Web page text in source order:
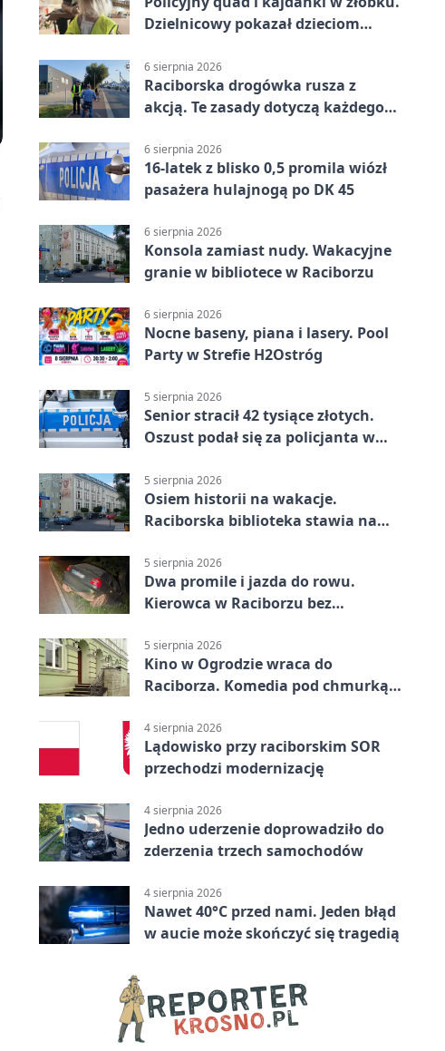
Dzielnicowy pokazał dzieciom
6 sierpnia 2026
Raciborska drogówka rusza z
akcją. Te zasady dotyczą każdego
6 sierpnia 2026
16-latek z blisko 0,5 promila wiózł
pasażera hulajnogą po DK 45
6 sierpnia 2026
Konsola zamiast nudy. Wakacyjne
granie w bibliotece w Raciborzu
6 sierpnia 2026
Nocne baseny, piana i lasery. Pool
Party w Strefie H2Ostróg
5 sierpnia 2026
Senior stracił 42 tysiące złotych.
Oszust podał się za policjanta w
5 sierpnia 2026
Osiem historii na wakacje.
Raciborska biblioteka stawia na
5 sierpnia 2026
Dwa promile i jazda do rowu.
Kierowca w Raciborzu bez
5 sierpnia 2026
Kino w Ogrodzie wraca do
Raciborza. Komedia pod chmurką
4 sierpnia 2026
Lądowisko przy raciborskim SOR
przechodzi modernizację
4 sierpnia 2026
Jedno uderzenie doprowadziło do
zderzenia trzech samochodów
4 sierpnia 2026
Nawet 40°C przed nami. Jeden błąd
w aucie może skończyć się tragedią